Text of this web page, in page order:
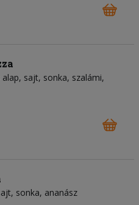
sajt sonka szalámi
sonka ananász